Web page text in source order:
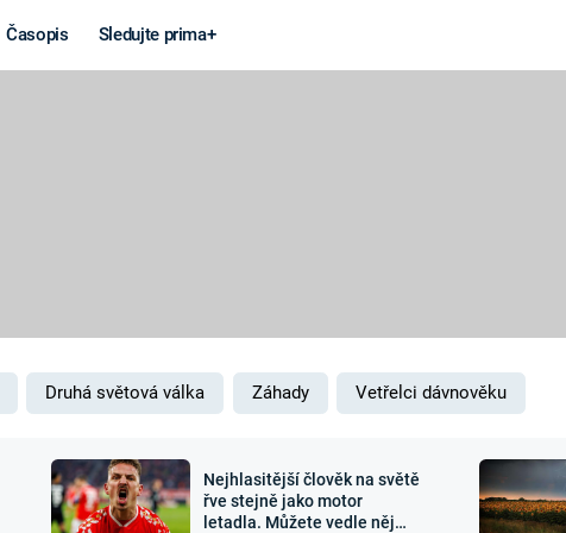
Časopis Sledujte prima+
MARS
Záhady a
Zajímavosti
Druhá světová válka Záhady Vetřelci dávnověku
Nejhlasitější člověk na světě
řve stejně jako motor
letadla. Můžete vedle něj